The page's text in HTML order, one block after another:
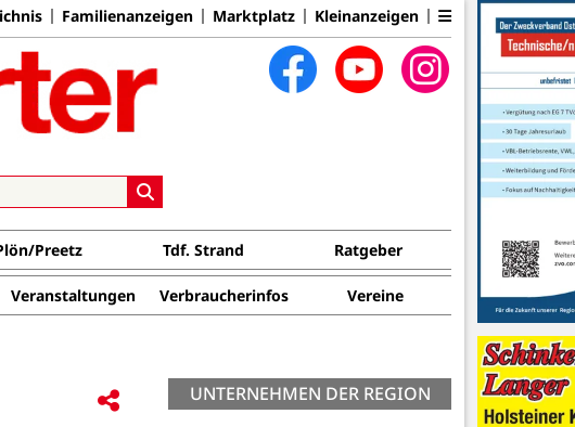
Familienanzeigen Marktplatz Kleinanzeigen
Preetz Tdf. Strand Ratgeber
Veranstaltungen Verbraucherinfos Vereine
UNTERNEHMEN DER REGION